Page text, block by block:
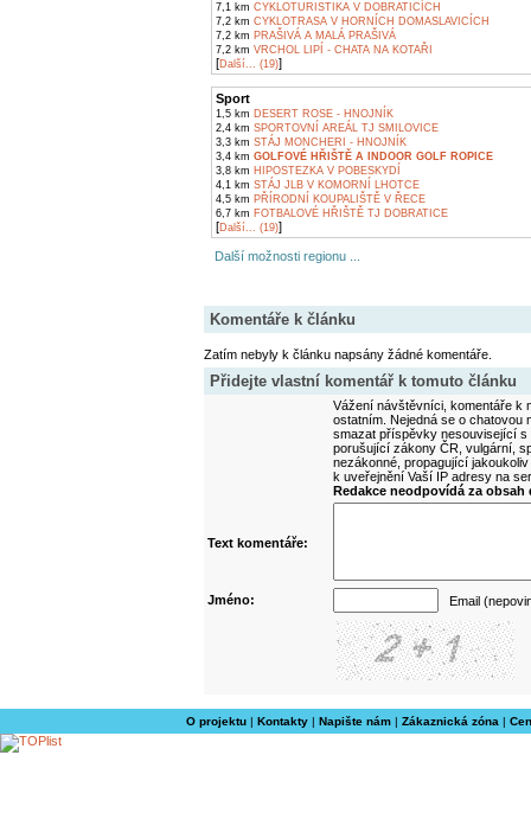
7,1 km CYKLOTURISTIKA V DOBRATICÍCH
7,2 km CYKLOTRASA V HORNÍCH DOMASLAVICÍCH
7,2 km PRAŠIVÁ A MALÁ PRAŠIVÁ
7,2 km VRCHOL LIPÍ - CHATA NA KOTAŘI
[Další... (19)]
Sport
1,5 km DESERT ROSE - HNOJNÍK
2,4 km SPORTOVNÍ AREÁL TJ SMILOVICE
3,3 km STÁJ MONCHERI - HNOJNÍK
3,4 km GOLFOVÉ HŘIŠTĚ A INDOOR GOLF ROPICE
3,8 km HIPOSTEZKA V POBESKYDÍ
4,1 km STÁJ JLB V KOMORNÍ LHOTCE
4,5 km PŘÍRODNÍ KOUPALIŠTĚ V ŘECE
6,7 km FOTBALOVÉ HŘIŠTĚ TJ DOBRATICE
[Další... (19)]
Další možnosti regionu ...
Komentáře k článku
Zatím nebyly k článku napsány žádné komentáře.
Přidejte vlastní komentář k tomuto článku
Vážení návštěvníci, komentáře k
ostatním. Nejedná se o
smazat příspěvky nesouvisející
porušující zákony ČR, vulgární,
nezákonné, propagující
k uveřejnění Vaší IP adresy na
Redakce neodpovídá za
Text komentáře:
Jméno: Email
O projektu| Kontakty| Napište nám| Zákaznická zóna |